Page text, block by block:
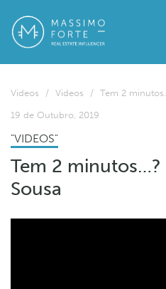
Videos / Videos / Tem 2
19 de Outubro, 2019
"VIDEOS"
Tem 2 minutos…?
Sousa